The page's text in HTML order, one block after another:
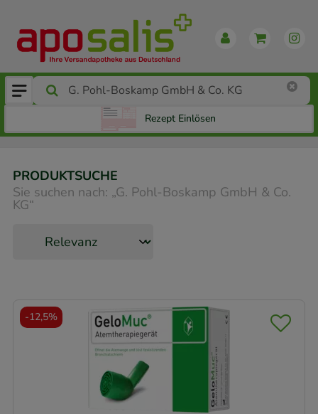
Rezept Einlösen
PRODUKTSUCHE
Sie suchen nach: „G. Pohl-Boskamp GmbH & Co.
KG“
-12,5%